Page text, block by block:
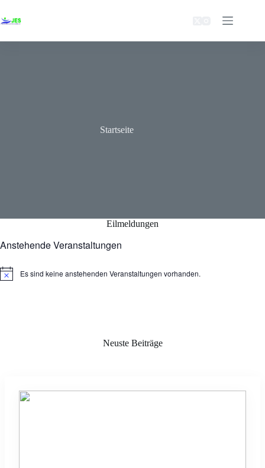
Inhalt
springen
Startseite
Eilmeldungen
Anstehende Veranstaltungen
H
Es sind keine anstehenden Veranstaltungen vorhanden.
Neuste Beiträge